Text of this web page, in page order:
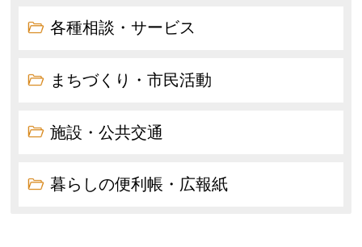
各種相談・サービス
まちづくり・市民活動
施設・公共交通
暮らしの便利帳・広報紙